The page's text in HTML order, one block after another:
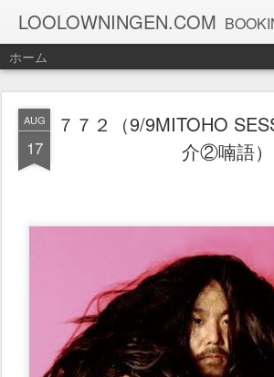
LOOLOWNINGEN.COM BOOKING/
ホーム
AUG
17
７７２（9/9MITOHO
介②喃語）